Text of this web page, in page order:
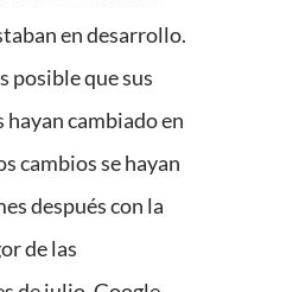
en desarrollo.
posible que sus
cambiado en
cambios se hayan
después con la
de las